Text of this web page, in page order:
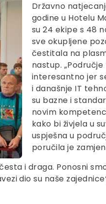
Državno
godine u Hotelu
su 24 ekipe s 48
sve okupljene
čestitala na
nastup.
interesantno jer
i današnje IT
su bazne i
novim
kako bi živjela u
uspješna u
poručila je
i draga. Ponosni
dio su naše